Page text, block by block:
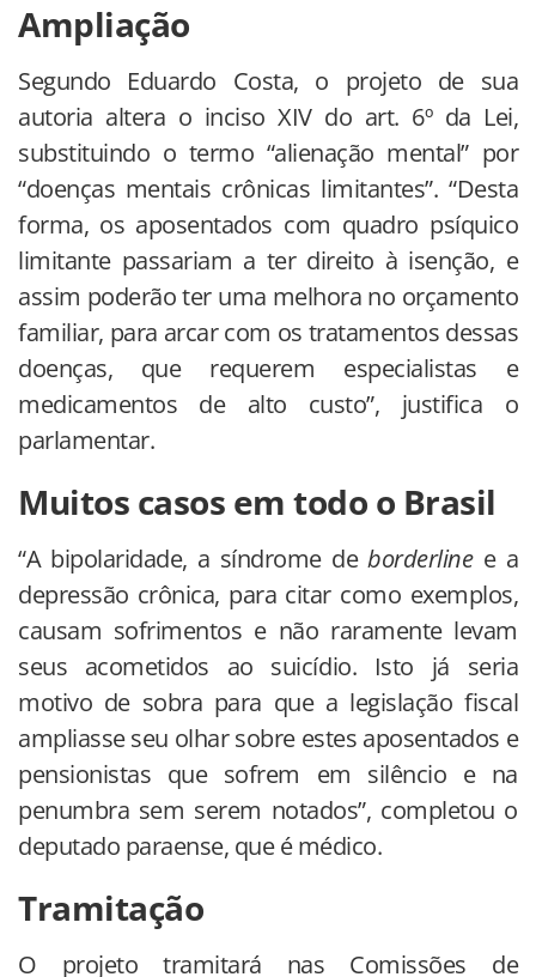
Ampliação
Segundo Eduardo Costa, o projeto de sua
autoria altera o inciso XIV do art. 6º da Lei,
substituindo o termo “alienação mental” por
“doenças mentais crônicas limitantes”. “Desta
forma, os aposentados com quadro psíquico
limitante passariam a ter direito à isenção, e
assim poderão ter uma melhora no orçamento
familiar, para arcar com os tratamentos dessas
doenças, que requerem especialistas e
medicamentos de alto custo”, justifica o
parlamentar.
Muitos casos em todo o Brasil
“A bipolaridade, a síndrome deborderlinee a
depressão crônica, para citar como exemplos,
causam sofrimentos e não raramente levam
seus acometidos ao suicídio. Isto já seria
motivo de sobra para que a legislação fiscal
ampliasse seu olhar sobre estes aposentados e
pensionistas que sofrem em silêncio e na
penumbra sem serem notados”, completou o
deputado paraense, que é médico.
Tramitação
O projeto tramitará nas Comissões de